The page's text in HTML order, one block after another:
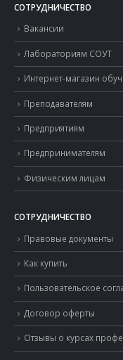
СОТРУДНИЧЕСТВО
Вакансии
Лабораториям СОУТ
Интернет-магазин
Преподавателям
Предприятиям
Предпринимателям
Физическим лицам
СОТРУДНИЧЕСТВО
Правовые документы
Как купить
Пользовательское
Договор оферты
Отзывы о курсах